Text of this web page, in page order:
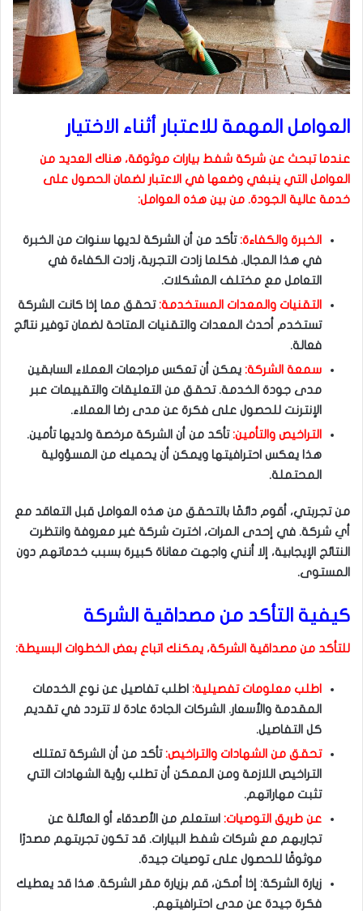
العوامل المهمة للاعتبار أثناء الاختيار
عندما تبحث عن شركة شفط بيارات موثوقة، هناك العديد من
العوامل التي ينبغي وضعها في الاعتبار لضمان الحصول على
خدمة عالية الجودة. من بين هذه العوامل:
الخبرة والكفاءة:تأكد من أن الشركة لديها سنوات من الخبرة
في هذا المجال. فكلما زادت التجربة، زادت الكفاءة في
التعامل مع مختلف المشكلات.
التقنيات والمعدات المستخدمة:تحقق مما إذا كانت الشركة
تستخدم أحدث المعدات والتقنيات المتاحة لضمان توفير نتائج
فعالة.
سمعة الشركة: يمكن أن تعكس مراجعات العملاء السابقين
مدى جودة الخدمة. تحقق من التعليقات والتقييمات عبر
الإنترنت للحصول على فكرة عن مدى رضا العملاء.
التراخيص والتأمين:تأكد من أن الشركة مرخصة ولديها تأمين.
هذا يعكس احترافيتها ويمكن أن يحميك من المسؤولية
المحتملة.
من تجربتي، أقوم دائمًا بالتحقق من هذه العوامل قبل التعاقد مع
أي شركة. في إحدى المرات، اخترت شركة غير معروفة وانتظرت
النتائج الإيجابية، إلا أنني واجهت معاناة كبيرة بسبب خدماتهم دون
المستوى.
كيفية التأكد من مصداقية الشركة
للتأكد من مصداقية الشركة، يمكنك اتباع بعض الخطوات البسيطة:
اطلب معلومات تفصيلية: اطلب تفاصيل عن نوع الخدمات
المقدمة والأسعار. الشركات الجادة عادة لا تتردد في تقديم
كل التفاصيل.
تحقق من الشهادات والتراخيص:تأكد من أن الشركة تمتلك
التراخيص اللازمة ومن الممكن أن تطلب رؤية الشهادات التي
تثبت مهاراتهم.
عن طريق التوصيات: استعلم من الأصدقاء أو العائلة عن
تجاربهم مع شركات شفط البيارات. قد تكون تجربتهم مصدرًا
موثوقًا للحصول على توصيات جيدة.
زيارة الشركة: إذا أمكن، قم بزيارة مقر الشركة. هذا قد يعطيك
فكرة جيدة عن مدى احترافيتهم.